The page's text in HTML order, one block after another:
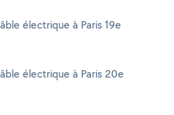
électrique à Paris 19e
électrique à Paris 20e